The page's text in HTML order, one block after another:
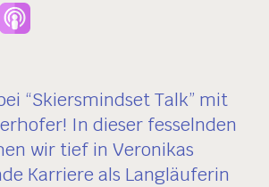
“Skiersmindset Talk” mit
In dieser fesselnden
wir tief in Veronikas
Karriere als Langläuferin